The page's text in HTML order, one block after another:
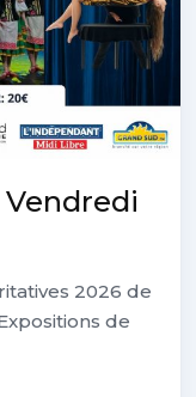
2026 de
de